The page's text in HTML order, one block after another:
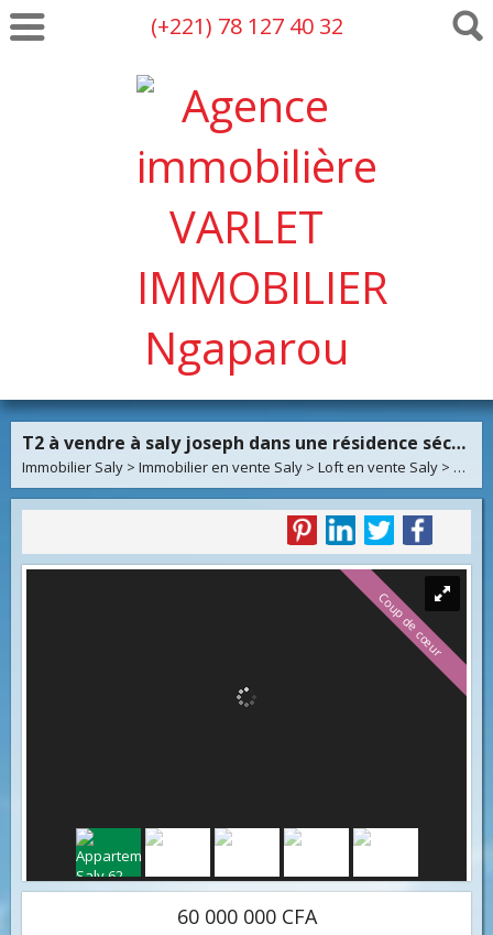
(+221) 78 127 40 32
T2 à vendre à saly joseph dans une résidence sécurisé
Immobilier Saly > Immobilier en vente Saly > Loft en vente Saly > Loft VA1949
Coup de cœur
60 000 000 CFA